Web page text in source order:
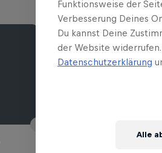
Funktionsweise der
Verbesserung Deines
Du kannst Deine
der Website
Datenschutzerklärung
Alle